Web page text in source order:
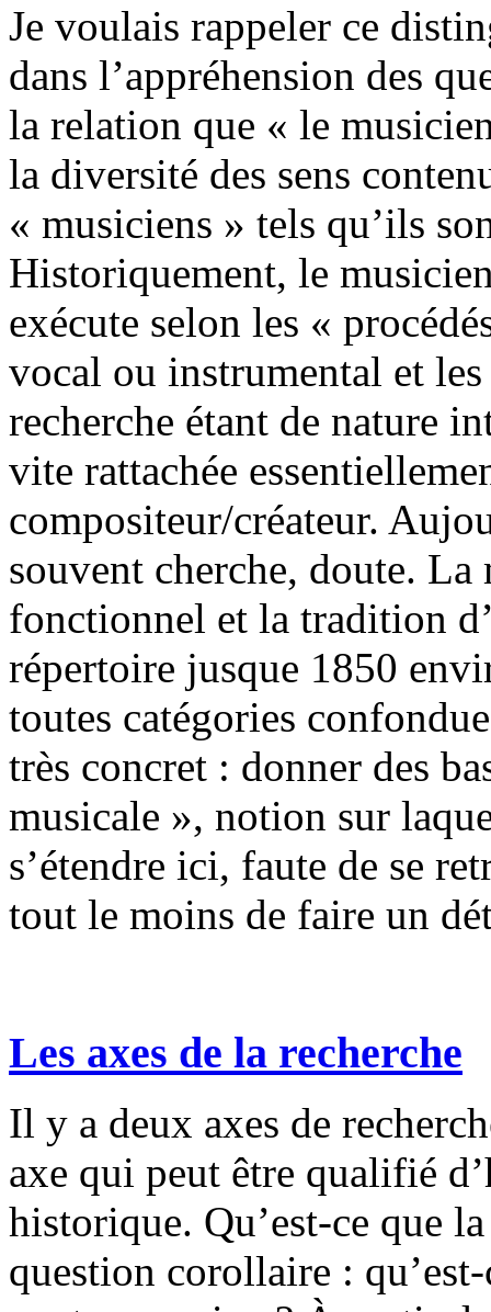
Je voulais rappeler ce
dans l’appréhension des
la relation que « le
la diversité des sens
« musiciens » tels qu’ils
Historiquement, le
exécute selon les «
vocal ou instrumental et
recherche étant de nature
vite rattachée
compositeur/créateur.
souvent cherche, doute. La
fonctionnel et la tradition
répertoire jusque 1850
toutes catégories
très concret : donner des
musicale », notion sur
s’étendre ici, faute de se
tout le moins de faire un
Les axes de la recherche
Il y a deux axes de
axe qui peut être qualifié
historique. Qu’est-ce que
question corollaire :